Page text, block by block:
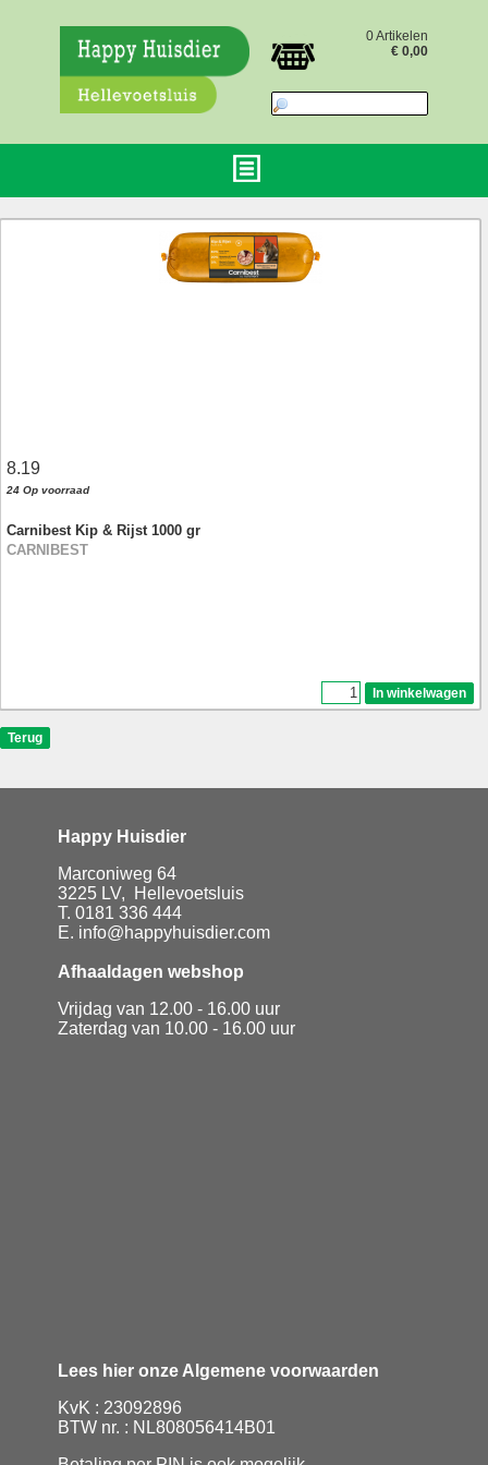
0 Artikelen
€ 0,00
8.19
24 Op voorraad
Carnibest Kip & Rijst 1000 gr
CARNIBEST
Happy Huisdier
Marconiweg 64
3225 LV, Hellevoetsluis
T. 0181 336 444
E. info@happyhuisdier.com
Afhaaldagen webshop
Vrijdag van 12.00 - 16.00 uur
Zaterdag van 10.00 - 16.00 uur
Lees hier onze Algemene voorwaarden
KvK : 23092896
BTW nr. : NL808056414B01